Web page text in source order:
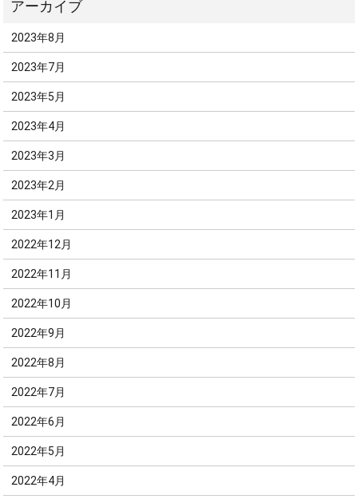
2023年8月
2023年7月
2023年5月
2023年4月
2023年3月
2023年2月
2023年1月
2022年12月
2022年11月
2022年10月
2022年9月
2022年8月
2022年7月
2022年6月
2022年5月
2022年4月